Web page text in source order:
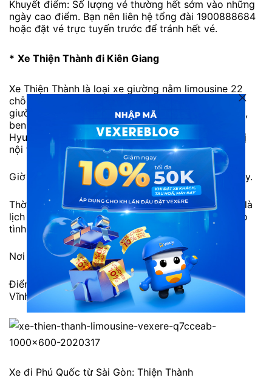
Khuyết điểm: Số lượng vé thường hết sớm vào những
ngày cao điểm. Bạn nên liên hệ tổng đài 1900888684
hoặc đặt vé trực tuyến trước để tránh hết vé.
* Xe Thiện Thành đi Kiên Giang
Xe Thiện Thành là loại xe giường nằm limousine 22
chỗ. được thiết kế trong nền xe giường nằm 40
giường. Với toàn bộ linh kiện, khung gầm, máy móc,
ben chasiss được nhập khẩu đồng bộ trực tiếp từ
Hyundai Motor Hàn Quốc. Kết hợp với trang thiết bị
nội thất cao cấp được nhập.
Giờ xuất phát: 9h, 11h30, 13h, 22h và 23h hàng ngày.
Thời gian di chuyển: Khoảng 6h. Tuy nhiên, đây chỉ là
lịch trình tham khảo. Thời gian có thể chênh lệch do
tình hình giao thông và tùy chuyến xe.
Nơi đi: 62 Tân Thành, P. Tân Thành, Q. Tân Phú.
Điểm đến: Lô 9 (26-33) Khu Dân cư Bến xe Tỉnh, P.
Vĩnh Hòa Hiệp, Rạch Sỏi
Xe đi Phú Quốc từ Sài Gòn: Thiện Thành